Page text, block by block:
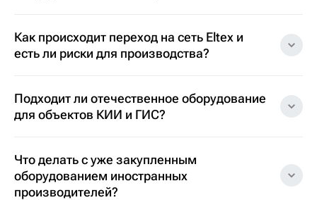
Как происходит переход на сеть Eltex и
есть ли риски для производства?
Подходит ли отечественное оборудование
для объектов КИИ и ГИС?
Что делать с уже закупленным
оборудованием иностранных
производителей?